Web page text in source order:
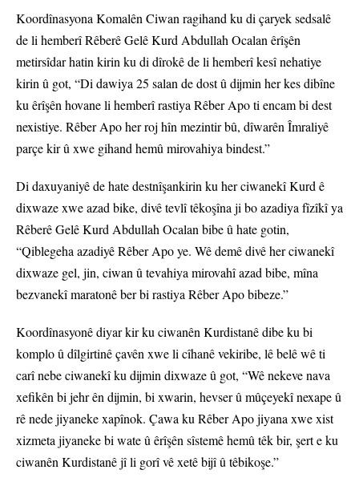
Koordînasyona Komalên Ciwan ragihand ku di çaryek sedsalê
de li hemberî Rêberê Gelê Kurd Abdullah Ocalan êrîşên
metirsîdar hatin kirin ku di dîrokê de li hemberî kesî nehatiye
kirin û got, “Di dawiya 25 salan de dost û dijmin her kes dibîne
ku êrîşên hovane li hemberî rastiya Rêber Apo ti encam bi dest
nexistiye. Rêber Apo her roj hîn mezintir bû, dîwarên Îmraliyê
parçe kir û xwe gihand hemû mirovahiya bindest.”
Di daxuyaniyê de hate destnîşankirin ku her ciwanekî Kurd ê
dixwaze xwe azad bike, divê tevlî têkoşîna ji bo azadiya fîzîkî ya
Rêberê Gelê Kurd Abdullah Ocalan bibe û hate gotin,
“Qiblegeha azadiyê Rêber Apo ye. Wê demê divê her ciwanekî
dixwaze gel, jin, ciwan û tevahiya mirovahî azad bibe, mîna
bezvanekî maratonê ber bi rastiya Rêber Apo bibeze.”
Koordînasyonê diyar kir ku ciwanên Kurdistanê dibe ku bi
komplo û dîlgirtinê çavên xwe li cîhanê vekiribe, lê belê wê ti
carî nebe ciwanekî ku dijmin dixwaze û got, “Wê nekeve nava
xefikên bi jehr ên dijmin, bi xwarin, hevser û mûçeyekî nexape û
rê nede jiyaneke xapînok. Çawa ku Rêber Apo jiyana xwe xist
xizmeta jiyaneke bi wate û êrîşên sîstemê hemû têk bir, şert e ku
ciwanên Kurdistanê jî li gorî vê xetê bijî û têbikoşe.”